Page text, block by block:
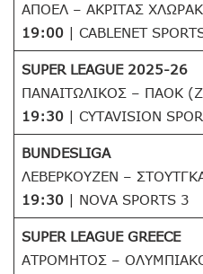
ΑΠΟΕΛ – ΑΚΡΙΤΑΣ
19:00| CABLENET
SUPER LEAGUE 2025-26
ΠΑΝΑΙΤΩΛΙΚΟΣ – ΠΑΟΚ
19:30| CYTAVISION
BUNDESLIGA
ΛΕΒΕΡΚΟΥΖΕΝ –
19:30| NOVA SPORTS 3
SUPER LEAGUE GREECE
ΑΤΡΟΜΗΤΟΣ –